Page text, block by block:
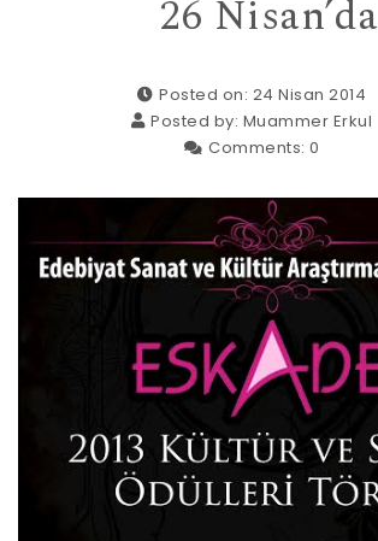
26 Nisan’da
Posted on: 24 Nisan 2014
Posted by: Muammer Erkul
Comments: 0